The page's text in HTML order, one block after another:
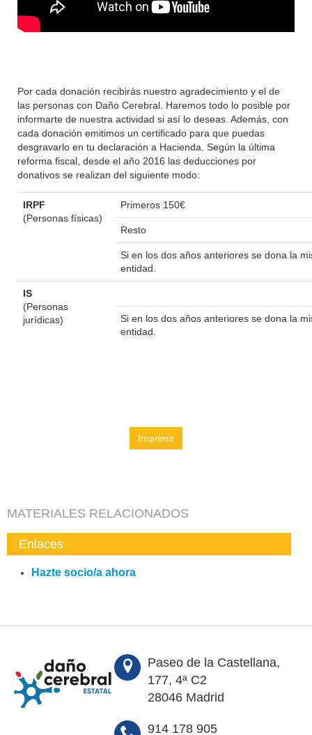
Por cada donación recibirás nuestro agradecimiento y el de
las personas con Daño Cerebral. Haremos todo lo posible por
informarte de nuestra actividad si así lo deseas. Además, con
cada donación emitimos un certificado para que puedas
desgravarlo en tu declaración a Hacienda. Según la última
reforma fiscal, desde el año 2016 las deducciones por
donativos se realizan del siguiente modo:
IRPF
(Personas físicas)
Primeros 150€
Resto
Si en los dos años anteriores se dona la
entidad.
IS
(Personas
jurídicas)
Si en los dos años anteriores se dona la
entidad.
Imprimir
MATERIALES RELACIONADOS
Enlaces
Hazte socio/a ahora
Paseo de la Castellana,
177, 4ª C2
28046 Madrid
914 178 905